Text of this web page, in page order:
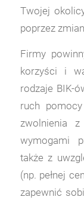
Twojej
poprzez
Firmy
korzyści i
rodzaje BIK-
ruch
zwolnienia
wymogami
także z
(np. pełnej
zapewnić